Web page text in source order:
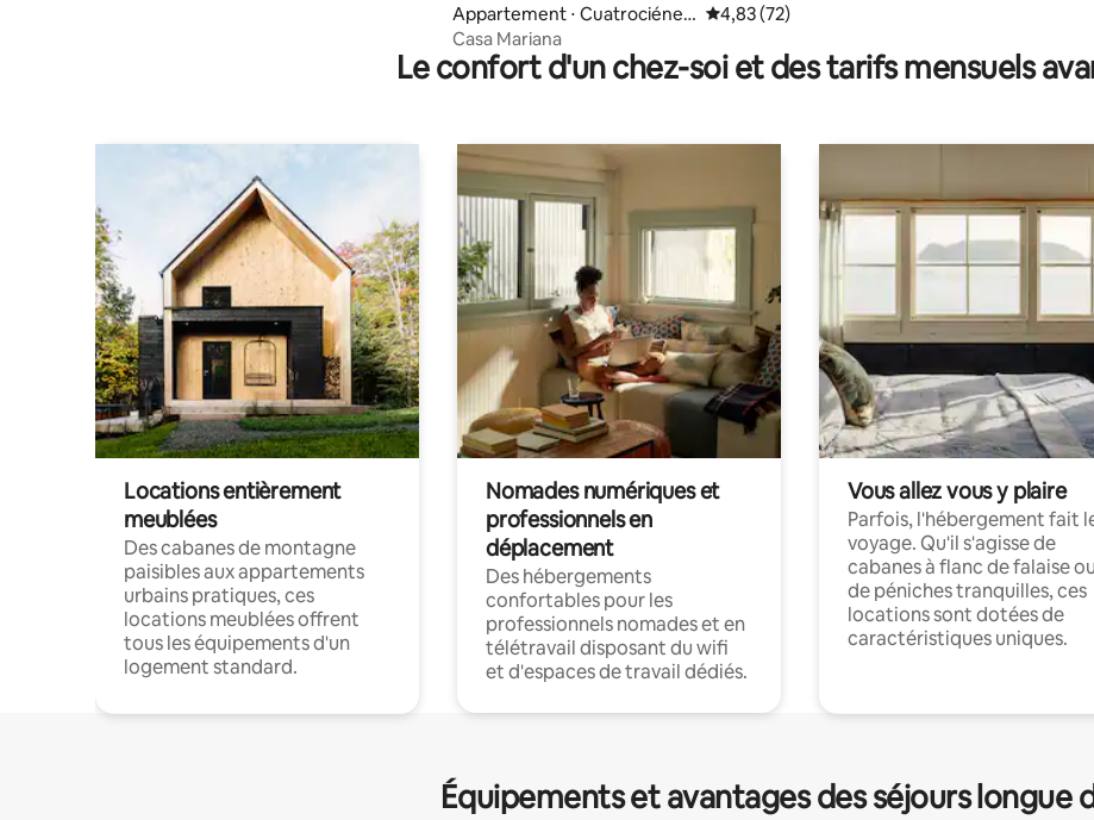
Appartement ⋅ Cuatrociéneg
as Municipality
Évaluation moyenne sur la base de 72
4,83 (72)
Casa Mariana
Le confort d'un chez-soi et des tarifs mensuels
Locations entièrement
meublées
Des cabanes de montagne
paisibles aux appartements
urbains pratiques, ces
locations meublées offrent
tous les équipements d'un
logement standard.
Nomades numériques et
professionnels en
déplacement
Des hébergements
confortables pour les
professionnels nomades et en
télétravail disposant du wifi
et d'espaces de travail dédiés.
Vous allez vous y plaire
Parfois, l'hébergement fait
voyage. Qu'il s'agisse de
cabanes à flanc de falaise ou
de péniches tranquilles, ces
locations sont dotées de
caractéristiques uniques.
Équipements et avantages des séjours longue